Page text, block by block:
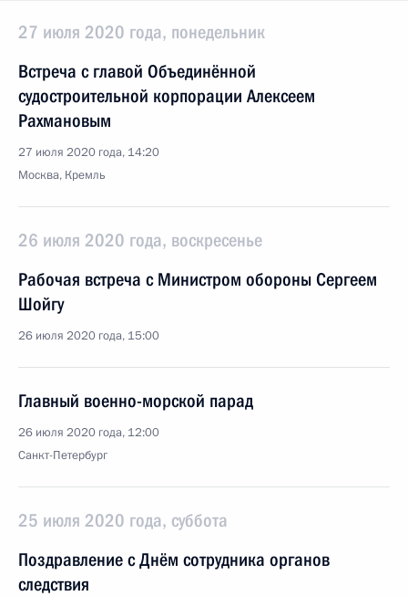
27 июля 2020 года, понедельник
Встреча с главой Объединённой
судостроительной корпорации Алексеем
Рахмановым
27 июля 2020 года, 14:20
Москва, Кремль
26 июля 2020 года, воскресенье
Рабочая встреча с Министром обороны Сергеем
Шойгу
26 июля 2020 года, 15:00
Главный военно-морской парад
26 июля 2020 года, 12:00
Санкт-Петербург
25 июля 2020 года, суббота
Поздравление с Днём сотрудника органов
следствия